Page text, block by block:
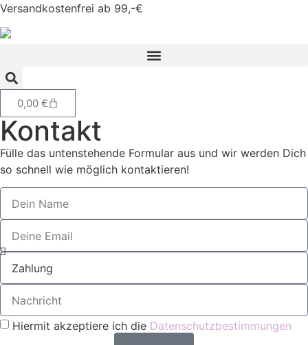
Versandkostenfrei ab 99,-€
0,00 €
Kontakt
Fülle das untenstehende Formular aus und wir werden Dich
so schnell wie möglich kontaktieren!
Hiermit akzeptiere ich die Datenschutzbestimmungen